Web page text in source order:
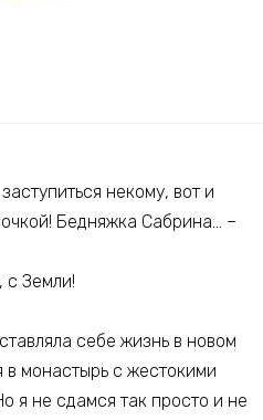
некому, вот и
Бедняжка Сабрина… –
с Земли!
себе жизнь в новом
в монастырь с жестокими
я не сдамся так просто и не